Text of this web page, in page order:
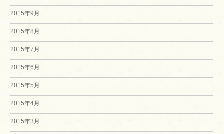
2015年9月
2015年8月
2015年7月
2015年6月
2015年5月
2015年4月
2015年3月